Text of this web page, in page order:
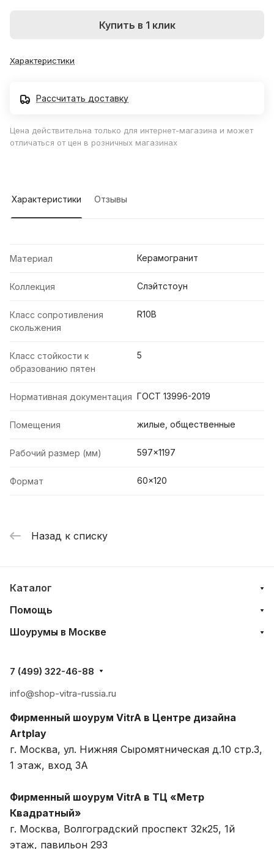
Купить в 1 клик
Характеристики
Рассчитать доставку
Цена действительна только для интернет-магазина и может
отличаться от цен в розничных магазинах
Характеристики Отзывы
Материал Керамогранит
Коллекция Слэйтстоун
Класс сопротивления
скольжения
R10B
Класс стойкости к
образованию пятен
5
Нормативная документация ГОСТ 13996-2019
Помещения жилые, общественные
Рабочий размер (мм) 597x1197
Формат 60x120
Назад к списку
Каталог
Помощь
Шоурумы в Москве
7 (499) 322-46-88
info@shop-vitra-russia.ru
Фирменный шоурум VitrA в Центре дизайна
Artplay
г. Москва, ул. Нижняя Сыромятническая д.10 стр.3,
1 этаж, вход 3A
Фирменный шоурум VitrA в ТЦ «Метр
Квадратный»
г. Москва, Волгоградский проспект 32к25, 1й
этаж, павильон 293